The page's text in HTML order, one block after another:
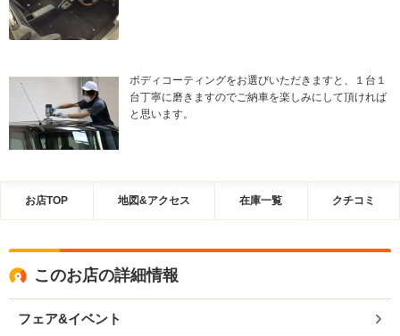
ボディコーティングをお選びいただきますと、１台１
台丁寧に磨きますのでご納車を楽しみにして頂ければ
と思います。
お店TOP 地図&アクセス 在庫一覧 クチコミ
このお店の詳細情報
フェア&イベント